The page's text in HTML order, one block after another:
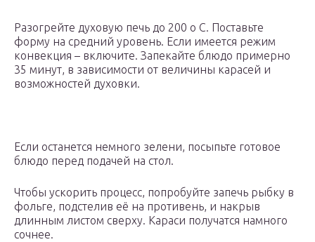
Разогрейте духовую печь до 200 о С. Поставьте
форму на средний уровень. Если имеется режим
конвекция – включите. Запекайте блюдо примерно
35 минут, в зависимости от величины карасей и
возможностей духовки.
Если останется немного зелени, посыпьте готовое
блюдо перед подачей на стол.
Чтобы ускорить процесс, попробуйте запечь рыбку в
фольге, подстелив её на противень, и накрыв
длинным листом сверху. Караси получатся намного
сочнее.